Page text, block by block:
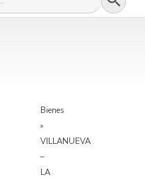
Bienes
»
VILLANUEVA
–
LA